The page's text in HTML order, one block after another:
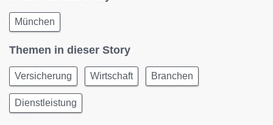
München
Themen in dieser Story
Versicherung Wirtschaft Branchen
Dienstleistung